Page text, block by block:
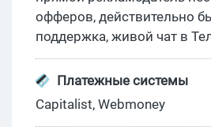
офферов, действительно
поддержка, живой чат в
Платежные системы
Capitalist, Webmoney